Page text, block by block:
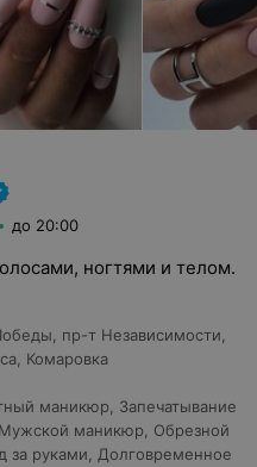
до 20:00
ногтями и телом.
пр-т Независимости
Комаровка
маникюр
Запечатывание
Мужской маникюр
Обрезной
за руками
Долговременное